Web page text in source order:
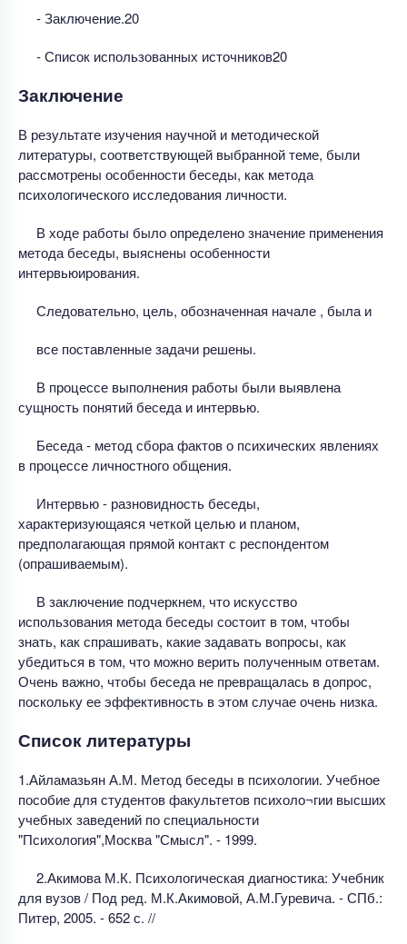
- Заключение.20
- Список использованных источников20
Заключение
В результате изучения научной и методической
литературы, соответствующей выбранной теме, были
рассмотрены особенности беседы, как метода
психологического исследования личности.
В ходе работы было определено значение применения
метода беседы, выяснены особенности
интервьюирования.
Следовательно, цель, обозначенная начале , была и
все поставленные задачи решены.
В процессе выполнения работы были выявлена
сущность понятий беседа и интервью.
Беседа - метод сбора фактов о психических явлениях
в процессе личностного общения.
Интервью - разновидность беседы,
характеризующаяся четкой целью и планом,
предполагающая прямой контакт с респондентом
(опрашиваемым).
В заключение подчеркнем, что искусство
использования метода беседы состоит в том, чтобы
знать, как спрашивать, какие задавать вопросы, как
убедиться в том, что можно верить полученным ответам.
Очень важно, чтобы беседа не превращалась в допрос,
поскольку ее эффективность в этом случае очень низка.
Список литературы
1.Айламазьян А.М. Метод беседы в психологии. Учебное
пособие для студентов факультетов психоло¬гии высших
учебных заведений по специальности
"Психология",Москва "Смысл". - 1999.
2.Акимова М.К. Психологическая диагностика: Учебник
для вузов / Под ред. М.К.Акимовой, А.М.Гуревича. - СПб.:
Питер, 2005. - 652 с. //